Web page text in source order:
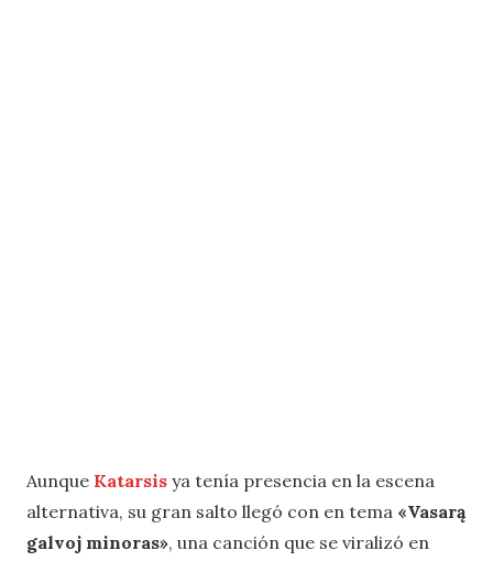
Aunque Katarsis ya tenía presencia en la escena
alternativa, su gran salto llegó con en tema «Vasarą
galvoj minoras», una canción que se viralizó en